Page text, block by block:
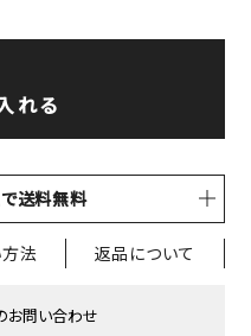
れる
送料無料
法 返品について
お問い合わせ